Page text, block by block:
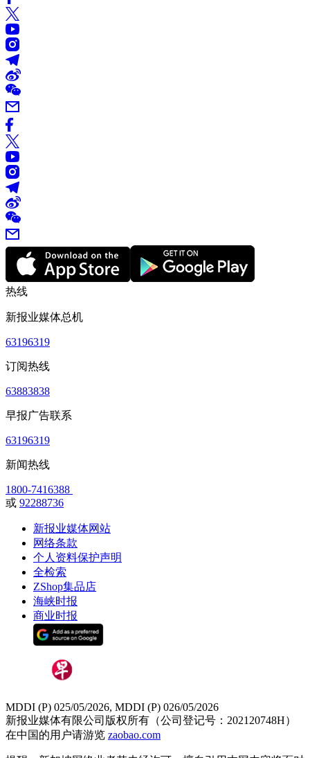
热线
新报业媒体总机
63196319
订阅热线
63883838
早报广告联系
63196319
新闻热线
1800-7416388
或 92288736
新报业媒体网站
网络条款
个人资料保护声明
全检索
ZShop集品店
海峡时报
商业时报
MDDI (P) 025/05/2026, MDDI (P) 026/05/2026
新报业媒体有限公司版权所有（公司登记号：202120748H）
在中国的用户请游览 zaobao.com